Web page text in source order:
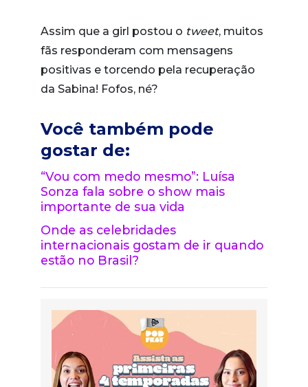
Assim que a girl postou o tweet, muitos
fãs responderam com mensagens
positivas e torcendo pela recuperação
da Sabina! Fofos, né?
Você também pode
gostar de:
“Vou com medo mesmo”: Luísa
Sonza fala sobre o show mais
importante de sua vida
Onde as celebridades
internacionais gostam de ir quando
estão no Brasil?